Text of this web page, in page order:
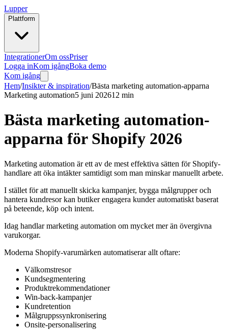
Lupper
Plattform
IntegrationerOm ossPriser
Logga inKom igångBoka demo
Kom igång
Hem/Insikter & inspiration/Bästa marketing automation-apparna
Marketing automation5 juni 202612 min
Bästa marketing automation-
apparna för Shopify 2026
Marketing automation är ett av de mest effektiva sätten för Shopify-
handlare att öka intäkter samtidigt som man minskar manuellt arbete.
I stället för att manuellt skicka kampanjer, bygga målgrupper och
hantera kundresor kan butiker engagera kunder automatiskt baserat
på beteende, köp och intent.
Idag handlar marketing automation om mycket mer än övergivna
varukorgar.
Moderna Shopify-varumärken automatiserar allt oftare:
Välkomstresor
Kundsegmentering
Produktrekommendationer
Win-back-kampanjer
Kundretention
Målgruppssynkronisering
Onsite-personalisering